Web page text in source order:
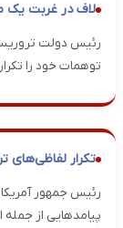
لاف در غربت یک
رئیس دولت تروریست
توهمات خود را
تکرار لفاظی‌های
رئیس جمهور آمریکا
پیامدهایی از جمله